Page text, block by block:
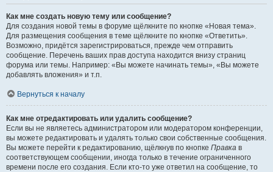
Как мне создать новую тему или сообщение?
Для создания новой темы в форуме щёлкните по кнопке «Новая тема».
Для размещения сообщения в теме щёлкните по кнопке «Ответить».
Возможно, придётся зарегистрироваться, прежде чем отправить
сообщение. Перечень ваших прав доступа находится внизу страниц
форума или темы. Например: «Вы можете начинать темы», «Вы можете
добавлять вложения» и т.п.
Вернуться к началу
Как мне отредактировать или удалить сообщение?
Если вы не являетесь администратором или модератором конференции,
вы можете редактировать и удалять только свои собственные сообщения.
Вы можете перейти к редактированию, щёлкнув по кнопке Правка в
соответствующем сообщении, иногда только в течение ограниченного
времени после его создания. Если кто-то уже ответил на сообщение, то